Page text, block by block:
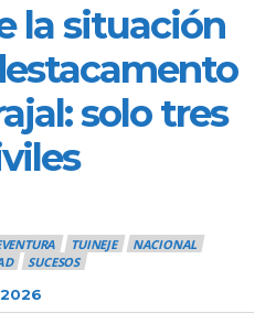
la situación
solo tres
TUINEJE
NACIONAL
SUCESOS